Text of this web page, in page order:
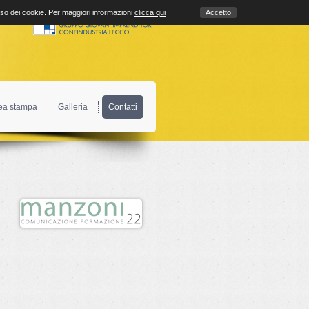
stampa Galleria Contatti
dei cookie. Per maggiori informazioni clicca qui Accetto